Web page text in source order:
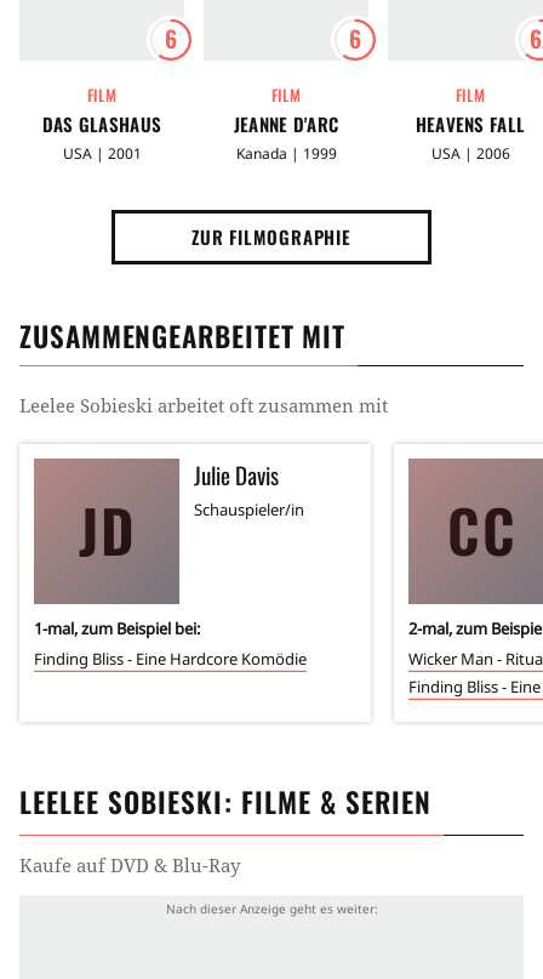
6
FILM
DAS GLASHAUS
USA | 2001
6
FILM
JEANNE D'ARC
Kanada | 1999
6
FILM
HEAVENS FALL
USA | 2006
ZUR FILMOGRAPHIE
ZUSAMMENGEARBEITET MIT
Leelee Sobieski arbeitet oft zusammen mit
JD
Julie Davis
Schauspieler/in
1-mal, zum Beispiel bei:
Finding Bliss - Eine Hardcore Komödie
CC
2-mal, zum
Wicker Man -
Finding Bliss -
LEELEE SOBIESKI: FILME & SERIEN
Kaufe auf DVD & Blu-Ray